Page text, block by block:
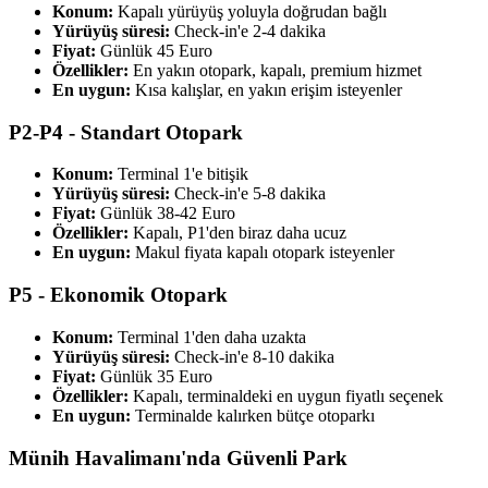
Konum: Kapalı yürüyüş yoluyla doğrudan bağlı
Yürüyüş süresi: Check-in'e 2-4 dakika
Fiyat: Günlük 45 Euro
Özellikler: En yakın otopark, kapalı, premium hizmet
En uygun: Kısa kalışlar, en yakın erişim isteyenler
P2-P4 - Standart Otopark
Konum: Terminal 1'e bitişik
Yürüyüş süresi: Check-in'e 5-8 dakika
Fiyat: Günlük 38-42 Euro
Özellikler: Kapalı, P1'den biraz daha ucuz
En uygun: Makul fiyata kapalı otopark isteyenler
P5 - Ekonomik Otopark
Konum: Terminal 1'den daha uzakta
Yürüyüş süresi: Check-in'e 8-10 dakika
Fiyat: Günlük 35 Euro
Özellikler: Kapalı, terminaldeki en uygun fiyatlı seçenek
En uygun: Terminalde kalırken bütçe otoparkı
Münih Havalimanı'nda Güvenli Park